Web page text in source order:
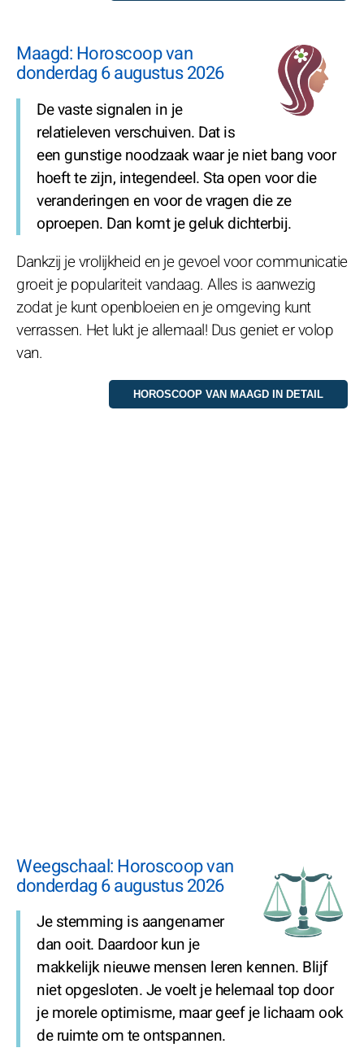
Maagd: Horoscoop van
donderdag 6 augustus 2026
De vaste signalen in je
relatieleven verschuiven. Dat is
een gunstige noodzaak waar je niet bang voor
hoeft te zijn, integendeel. Sta open voor die
veranderingen en voor de vragen die ze
oproepen. Dan komt je geluk dichterbij.
Dankzij je vrolijkheid en je gevoel voor communicatie
groeit je populariteit vandaag. Alles is aanwezig
zodat je kunt openbloeien en je omgeving kunt
verrassen. Het lukt je allemaal! Dus geniet er volop
van.
Weegschaal: Horoscoop van
donderdag 6 augustus 2026
Je stemming is aangenamer
dan ooit. Daardoor kun je
makkelijk nieuwe mensen leren kennen. Blijf
niet opgesloten. Je voelt je helemaal top door
je morele optimisme, maar geef je lichaam ook
de ruimte om te ontspannen.